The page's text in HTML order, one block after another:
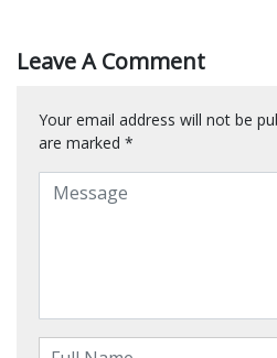
Leave A Comment
Your email address will not be
are marked *